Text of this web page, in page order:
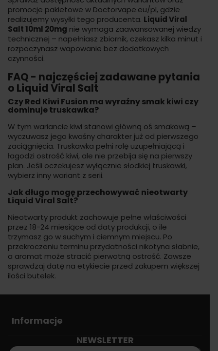
promocje pakietowe w Doctorvape.eu/pl, gdzie
realizujemy wysyłki tego producenta. Liquid Viral
Salt 10ml 20mg nie wymaga zaawansowanej wiedzy
technicznej – napełniasz zbiornik, czekasz kilka minut i
rozpoczynasz wapowanie bez dodatkowych
czynności.
FAQ - najczęściej zadawane pytania
o Liquid Viral Salt
Czy Red Kiwi Fusion ma wyraźny smak kiwi czy
dominuje truskawka?
W tym wariancie kiwi stanowi główną oś smakową –
wyczuwasz jego kwaśny charakter już od pierwszego
zaciągnięcia. Truskawka pełni rolę uzupełniającą i
łagodzi ostrość kiwi, ale nie przebija się na pierwszy
plan. Jeśli oczekujesz wyłącznie słodkiej truskawki,
wybierz inny wariant z serii.
Jak długo mogę przechowywać nieotwarty
Liquid Viral Salt?
Nieotwarty produkt zachowuje pełne właściwości
przez 18-24 miesiące od daty produkcji, o ile
trzymasz go w suchym i ciemnym miejscu. Po
przekroczeniu terminu przydatności nikotyna słabnie,
a aromat może stracić pierwotną ostrość. Zawsze
sprawdzaj datę na etykiecie przed zakupem większej
ilości butelek.
Informacje
NEWSLETTER